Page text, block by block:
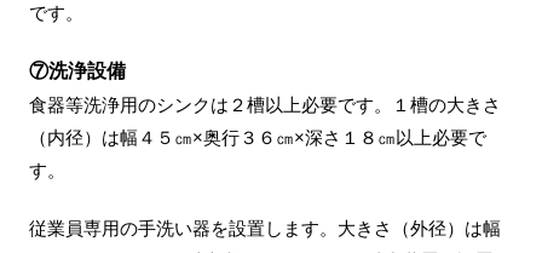
です。
⑦洗浄設備
食器等洗浄用のシンクは２槽以上必要です。１槽の大きさ
（内径）は幅４５㎝×奥行３６㎝×深さ１８㎝以上必要で
す。
従業員専用の手洗い器を設置します。大きさ（外径）は幅